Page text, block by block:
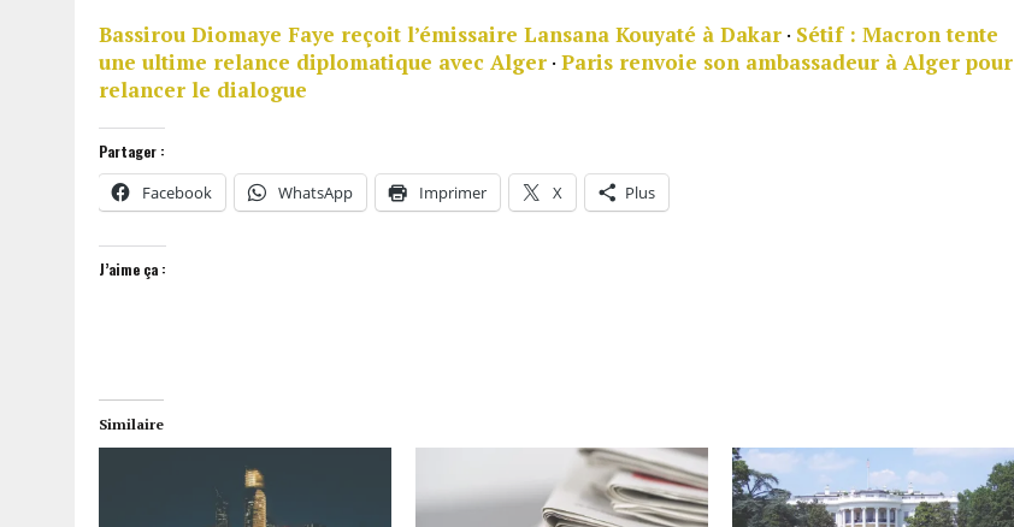
Bassirou Diomaye Faye reçoit l’émissaire Lansana Kouyaté à Dakar · Sétif : Macron tente
une ultime relance diplomatique avec Alger · Paris renvoie son ambassadeur à Alger pour
relancer le dialogue
Partager :
Facebook WhatsApp Imprimer X Plus
J’aime ça :
Similaire